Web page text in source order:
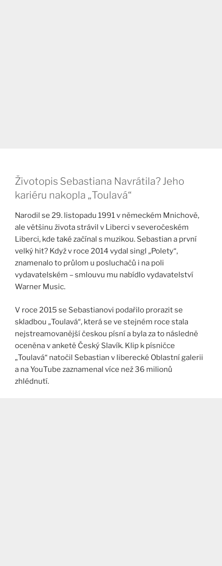
Životopis Sebastiana Navrátila? Jeho
kariéru nakopla „Toulavá“
Narodil se 29. listopadu 1991 v německém Mnichově,
ale většinu života strávil v Liberci v severočeském
Liberci, kde také začínal s muzikou. Sebastian a první
velký hit? Když v roce 2014 vydal singl „Polety“,
znamenalo to průlom u posluchačů i na poli
vydavatelském – smlouvu mu nabídlo vydavatelství
Warner Music.
V roce 2015 se Sebastianovi podařilo prorazit se
skladbou „Toulavá“, která se ve stejném roce stala
nejstreamovanější českou písní a byla za to následně
oceněna v anketě Český Slavík. Klip k písničce
„Toulavá“ natočil Sebastian v liberecké Oblastní galerii
a na YouTube zaznamenal více než 36 milionů
zhlédnutí.